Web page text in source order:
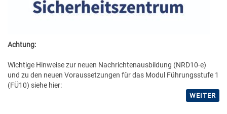
Achtung:
Wichtige Hinweise zur neuen Nachrichtenausbildung (NRD10-e)
und zu den neuen Voraussetzungen für das Modul Führungsstufe 1
(FÜ10) siehe hier:
WEITER